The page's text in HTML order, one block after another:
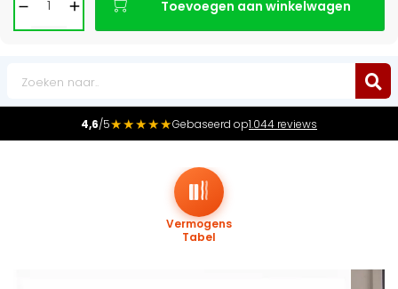
4,6/5★★★★★Gebaseerd op1.044 reviews
Vermogens
Tabel
Toevoegen aan winkelwagen